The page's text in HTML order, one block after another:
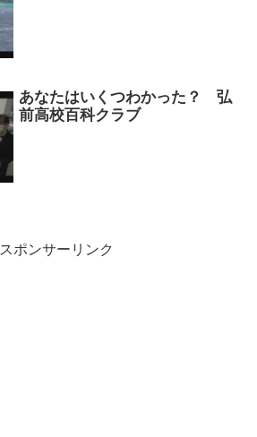
あなたはいくつわかった？ 弘
前高校百科クラブ
スポンサーリンク